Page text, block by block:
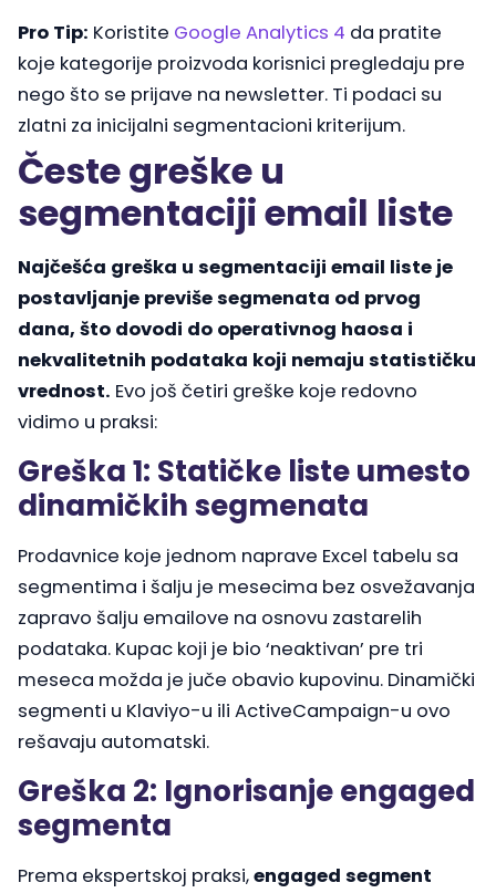
Pro Tip: Koristite Google Analytics 4 da pratite
koje kategorije proizvoda korisnici pregledaju pre
nego što se prijave na newsletter. Ti podaci su
zlatni za inicijalni segmentacioni kriterijum.
Česte greške u
segmentaciji email liste
Najčešća greška u segmentaciji email liste je
postavljanje previše segmenata od prvog
dana, što dovodi do operativnog haosa i
nekvalitetnih podataka koji nemaju statističku
vrednost. Evo još četiri greške koje redovno
vidimo u praksi:
Greška 1: Statičke liste umesto
dinamičkih segmenata
Prodavnice koje jednom naprave Excel tabelu sa
segmentima i šalju je mesecima bez osvežavanja
zapravo šalju emailove na osnovu zastarelih
podataka. Kupac koji je bio ‘neaktivan’ pre tri
meseca možda je juče obavio kupovinu. Dinamički
segmenti u Klaviyo-u ili ActiveCampaign-u ovo
rešavaju automatski.
Greška 2: Ignorisanje engaged
segmenta
Prema ekspertskoj praksi,engaged segment